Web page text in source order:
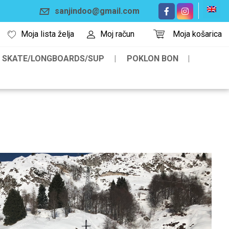
sanjindoo@gmail.com
Moja košarica
Moj račun
Moja lista želja
SKATE/LONGBOARDS/SUP POKLON BON